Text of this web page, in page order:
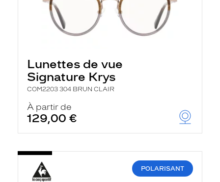
Lunettes de vue
Signature Krys
COM2203 304 BRUN CLAIR
À partir de
129,00 €
POLARISANT